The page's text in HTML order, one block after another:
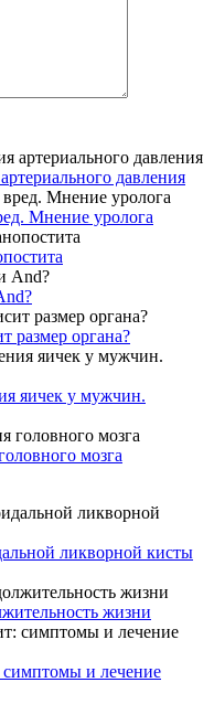
давления
Мнение уролога
размер органа?
яичек у мужчин.
мозга
ликворной кисты
жизни
и лечение